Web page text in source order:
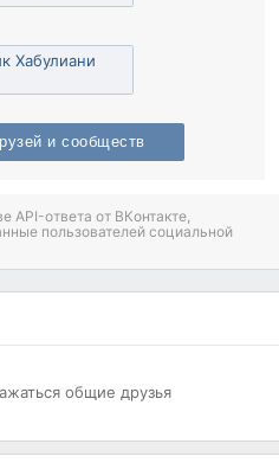
Хабулиани
и сообщест
API-ответа от ВКонтакте,
пользователей социальной
общие друзья